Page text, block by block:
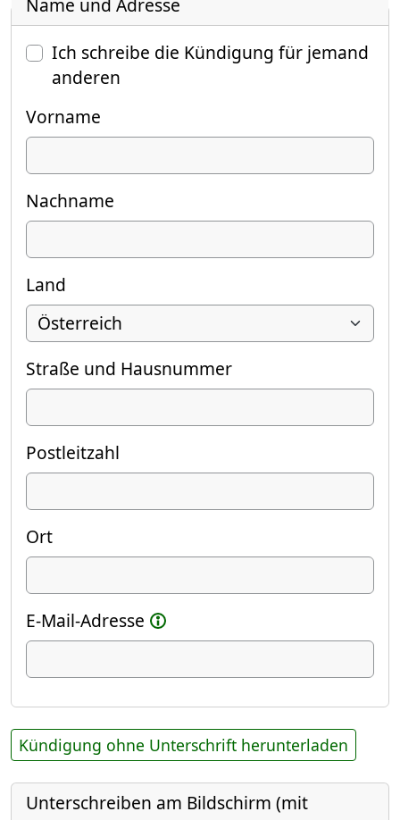
Name und Adresse
Ich schreibe die Kündigung für jemand
anderen
Vorname
Nachname
Land
Straße und Hausnummer
Postleitzahl
Ort
E-Mail-Adresse
Kündigung ohne Unterschrift herunterladen
Unterschreiben am Bildschirm (mit